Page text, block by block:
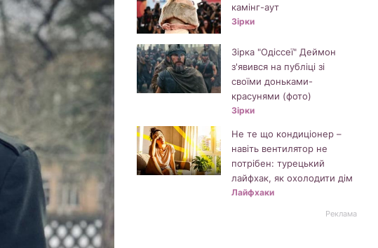
камінг-аут
Зірки
Зірка "Одіссеї" Деймон
з'явився на публіці зі
своїми доньками-
красунями (фото)
Зірки
Не те що кондиціонер –
навіть вентилятор не
потрібен: турецький
лайфхак, як охолодити дім
Лайфхаки
Реклама